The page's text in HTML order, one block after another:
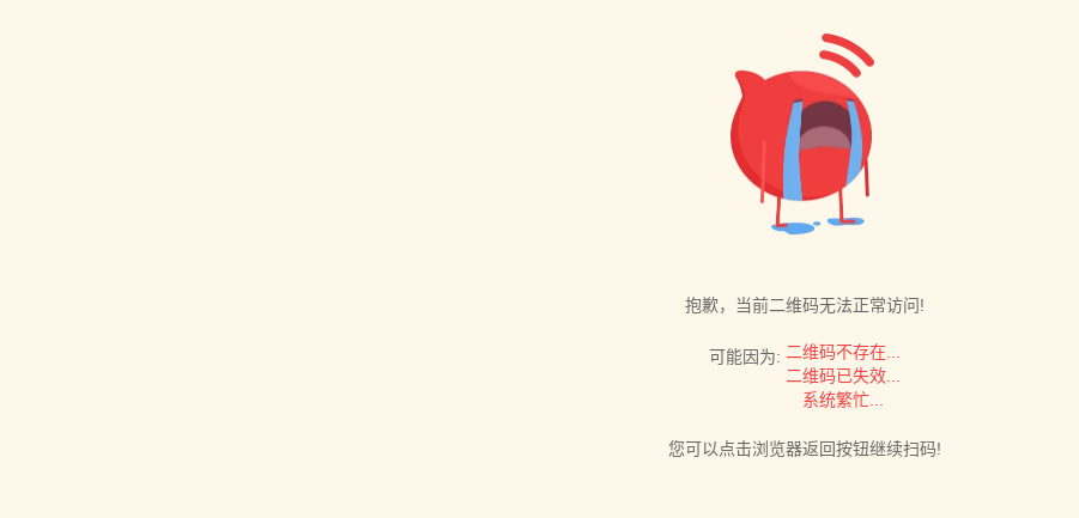
抱歉，当前二维码无法正常访问!
可能因为: 二维码不存在...
二维码已失效...
系统繁忙...
您可以点击浏览器返回按钮继续扫码!